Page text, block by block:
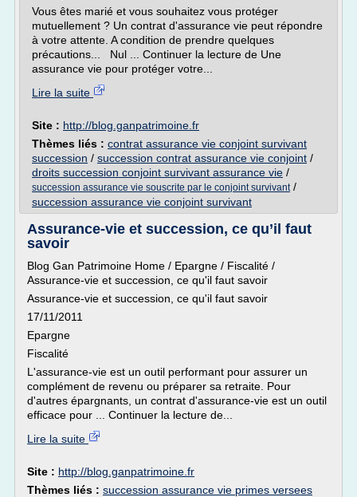
Vous êtes marié et vous souhaitez vous protéger
mutuellement ? Un contrat d'assurance vie peut répondre
à votre attente. A condition de prendre quelques
précautions... Nul ... Continuer la lecture de Une
assurance vie pour protéger votre...
Lire la suite
Site : http://blog.ganpatrimoine.fr
Thèmes liés : contrat assurance vie conjoint survivant
succession / succession contrat assurance vie conjoint /
droits succession conjoint survivant assurance vie /
succession assurance vie souscrite par le conjoint survivant/
succession assurance vie conjoint survivant
Assurance-vie et succession, ce qu’il faut
savoir
Blog Gan Patrimoine Home / Epargne / Fiscalité /
Assurance-vie et succession, ce qu'il faut savoir
Assurance-vie et succession, ce qu'il faut savoir
17/11/2011
Epargne
Fiscalité
L'assurance-vie est un outil performant pour assurer un
complément de revenu ou préparer sa retraite. Pour
d'autres épargnants, un contrat d'assurance-vie est un outil
efficace pour ... Continuer la lecture de...
Lire la suite
Site : http://blog.ganpatrimoine.fr
Thèmes liés : succession assurance vie primes versees